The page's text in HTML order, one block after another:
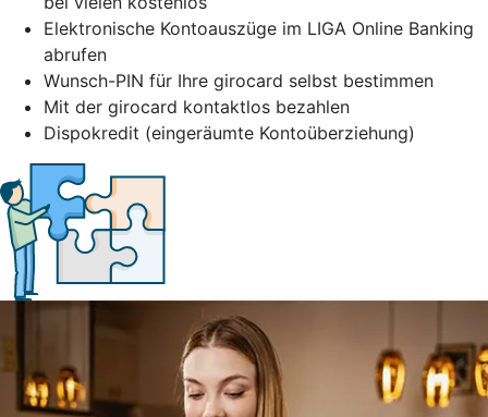
Elektronische Kontoauszüge im LIGA Online Banking
abrufen
Wunsch-PIN für Ihre girocard selbst bestimmen
Mit der girocard kontaktlos bezahlen
Dispokredit (eingeräumte Kontoüberziehung)